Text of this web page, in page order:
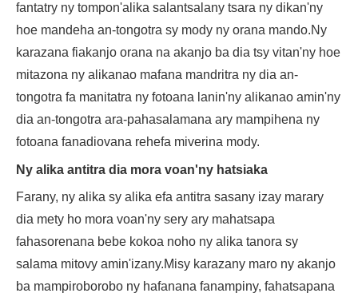
fantatry ny tompon'alika salantsalany tsara ny dikan'ny
hoe mandeha an-tongotra sy mody ny orana mando.Ny
karazana fiakanjo orana na akanjo ba dia tsy vitan'ny hoe
mitazona ny alikanao mafana mandritra ny dia an-
tongotra fa manitatra ny fotoana lanin'ny alikanao amin'ny
dia an-tongotra ara-pahasalamana ary mampihena ny
fotoana fanadiovana rehefa miverina mody.
Ny alika antitra dia mora voan'ny hatsiaka
Farany, ny alika sy alika efa antitra sasany izay marary
dia mety ho mora voan'ny sery ary mahatsapa
fahasorenana bebe kokoa noho ny alika tanora sy
salama mitovy amin'izany.Misy karazany maro ny akanjo
ba mampiroborobo ny hafanana fanampiny, fahatsapana